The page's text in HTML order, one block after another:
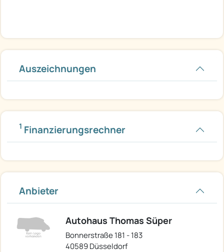
Auszeichnungen
1 Finanzierungsrechner
Anbieter
Autohaus Thomas Süper
Bonnerstraße 181 - 183
40589 Düsseldorf